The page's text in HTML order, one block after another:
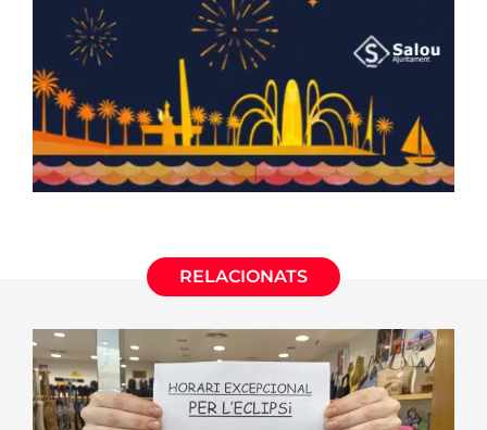
RELACIONATS